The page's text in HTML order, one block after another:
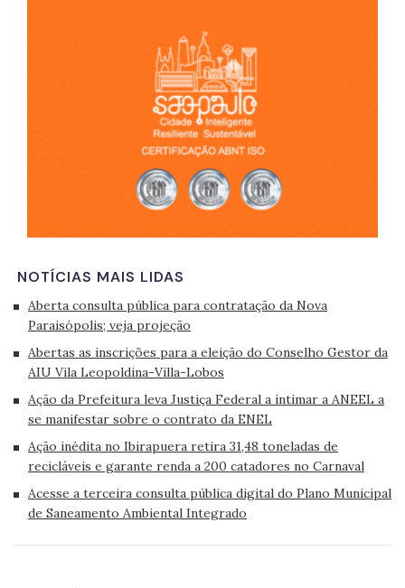
NOTÍCIAS MAIS LIDAS
Aberta consulta pública para contratação da Nova
Paraisópolis; veja projeção
Abertas as inscrições para a eleição do Conselho Gestor da
AIU Vila Leopoldina-Villa-Lobos
Ação da Prefeitura leva Justiça Federal a intimar a ANEEL a
se manifestar sobre o contrato da ENEL
Ação inédita no Ibirapuera retira 31,48 toneladas de
recicláveis e garante renda a 200 catadores no Carnaval
Acesse a terceira consulta pública digital do Plano Municipal
de Saneamento Ambiental Integrado